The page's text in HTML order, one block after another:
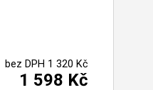
bez DPH 1 320 Kč
1 598 Kč